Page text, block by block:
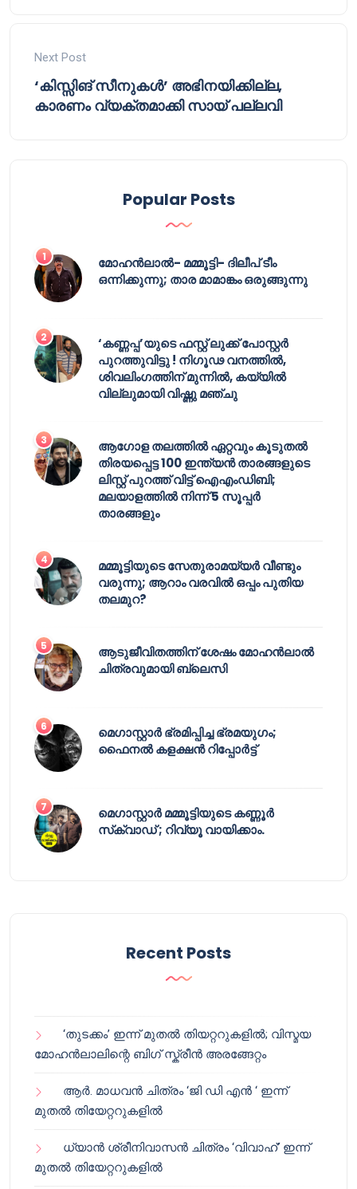
Next Post
‘കിസ്സിങ് സീനുകള്‍’ അഭിനയിക്കില്ല,
കാരണം വ്യക്തമാക്കി സായ് പല്ലവി
Popular Posts
മോഹൻലാൽ- മമ്മൂട്ടി- ദിലീപ് ടീം
ഒന്നിക്കുന്നു; താര മാമാങ്കം ഒരുങ്ങുന്നു
‘കണ്ണപ്പ’യുടെ ഫസ്റ്റ് ലുക്ക് പോസ്റ്റർ
പുറത്തുവിട്ടു ! നിഗൂഢ വനത്തിൽ,
ശിവലിംഗത്തിന് മുന്നിൽ, കയ്യിൽ
വില്ലുമായി വിഷ്ണു മഞ്ചു
ആഗോള തലത്തിൽ ഏറ്റവും കൂടുതൽ
തിരയപ്പെട്ട 100 ഇന്ത്യൻ താരങ്ങളുടെ
ലിസ്റ്റ് പുറത്ത് വിട്ട് ഐഎംഡിബി;
മലയാളത്തിൽ നിന്ന് 5 സൂപ്പർ
താരങ്ങളും
മമ്മൂട്ടിയുടെ സേതുരാമയ്യർ വീണ്ടും
വരുന്നു; ആറാം വരവിൽ ഒപ്പം പുതിയ
തലമുറ?
ആടുജീവിതത്തിന് ശേഷം മോഹൻലാൽ
ചിത്രവുമായി ബ്ലെസി
മെഗാസ്റ്റാർ ഭ്രമിപ്പിച്ച ഭ്രമയുഗം;
ഫൈനൽ കളക്ഷൻ റിപ്പോർട്ട്
മെഗാസ്റ്റാർ മമ്മൂട്ടിയുടെ കണ്ണൂർ
സ്‌ക്വാഡ് ; റിവ്യൂ വായിക്കാം.
Recent Posts
‘തുടക്കം’ ഇന്ന് മുതൽ തിയറ്ററുകളിൽ; വിസ്മയ
മോഹൻലാലിന്റെ ബിഗ് സ്ക്രീൻ അരങ്ങേറ്റം
ആർ. മാധവൻ ചിത്രം ‘ജി ഡി എൻ ‘ ഇന്ന്
മുതൽ തിയേറ്ററുകളിൽ
ധ്യാൻ ശ്രീനിവാസൻ ചിത്രം ‘വിവാഹ്’ ഇന്ന്
മുതൽ തിയേറ്ററുകളിൽ